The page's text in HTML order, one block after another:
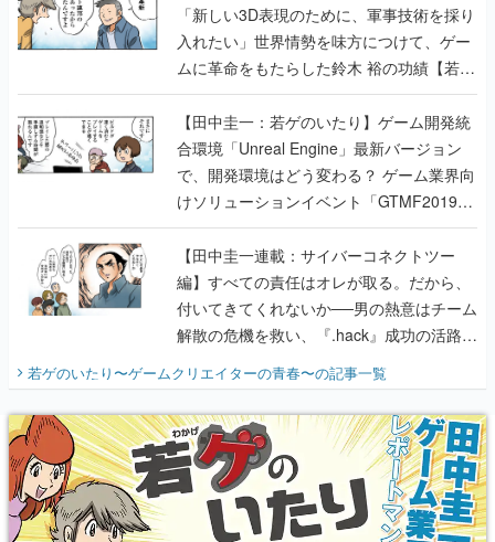
「新しい3D表現のために、軍事技術を採り
入れたい」世界情勢を味方につけて、ゲー
ムに革命をもたらした鈴木 裕の功績【若ゲ
のいたり】
【田中圭一：若ゲのいたり】ゲーム開発統
合環境「Unreal Engine」最新バージョン
で、開発環境はどう変わる？ ゲーム業界向
けソリューションイベント「GTMF2019」
に行って、より理解を深めよう【PR】
【田中圭一連載：サイバーコネクトツー
編】すべての責任はオレが取る。だから、
付いてきてくれないか──男の熱意はチーム
解散の危機を救い、『.hack』成功の活路を
『少年ジャンプ』色だった【若ゲのいた
り】
若ゲのいたり〜ゲームクリエイターの青春〜の記事一覧